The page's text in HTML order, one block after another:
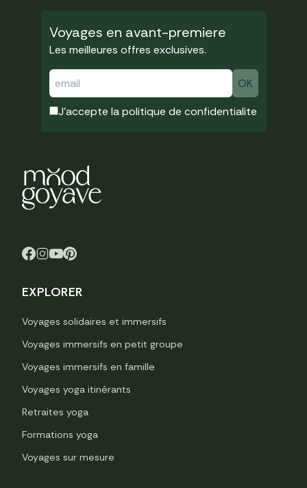
Voyages en avant-premiere
Les meilleures offres exclusives.
J'accepte lapolitique de confidentialite
EXPLORER
Voyages solidaires et immersifs
Voyages immersifs en petit groupe
Voyages immersifs en famille
Voyages yoga itinérants
Retraites yoga
Formations yoga
Voyages sur mesure